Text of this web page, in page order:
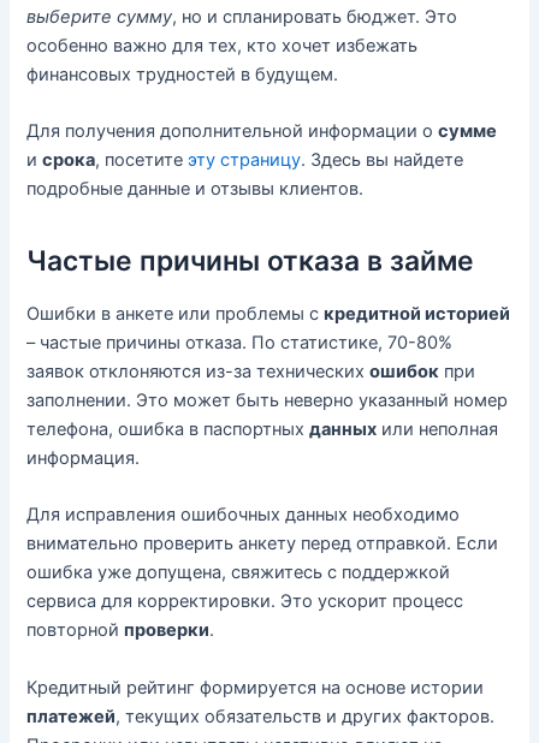
выберите сумму, но и спланировать бюджет. Это
особенно важно для тех, кто хочет избежать
финансовых трудностей в будущем.
Для получения дополнительной информации осумме
исрока, посетитеэту страницу. Здесь вы найдете
подробные данные и отзывы клиентов.
Частые причины отказа в займе
Ошибки в анкете или проблемы скредитной историей
– частые причины отказа. По статистике, 70-80%
заявок отклоняются из-за техническихошибок при
заполнении. Это может быть неверно указанный номер
телефона, ошибка в паспортныхданных или неполная
информация.
Для исправления ошибочных данных необходимо
внимательно проверить анкету перед отправкой. Если
ошибка уже допущена, свяжитесь с поддержкой
сервиса для корректировки. Это ускорит процесс
повторнойпроверки.
Кредитный рейтинг формируется на основе истории
платежей, текущих обязательств и других факторов.